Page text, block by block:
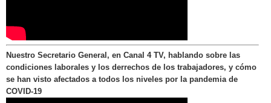
Nuestro Secretario General, en Canal 4 TV, hablando sobre las
condiciones laborales y los derrechos de los trabajadores, y cómo
se han visto afectados a todos los niveles por la pandemia de
COVID-19